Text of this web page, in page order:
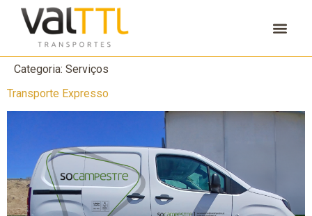
Categoria: Serviços
Transporte Expresso